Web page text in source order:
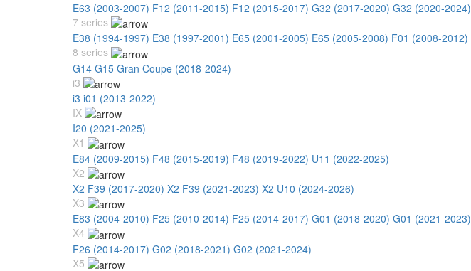
E63 (2003-2007) F12 (2011-2015) F12 (2015-2017) G32 (2017-2020) G32 (2020-2024)
7 series
E38 (1994-1997) E38 (1997-2001) E65 (2001-2005) E65 (2005-2008) F01 (2008-2012)
8 series
G14 G15 Gran Coupe (2018-2024)
i3
i3 i01 (2013-2022)
IX
I20 (2021-2025)
X1
E84 (2009-2015) F48 (2015-2019) F48 (2019-2022) U11 (2022-2025)
X2
X2 F39 (2017-2020) X2 F39 (2021-2023) X2 U10 (2024-2026)
X3
E83 (2004-2010) F25 (2010-2014) F25 (2014-2017) G01 (2018-2020) G01 (2021-2023)
X4
F26 (2014-2017) G02 (2018-2021) G02 (2021-2024)
X5